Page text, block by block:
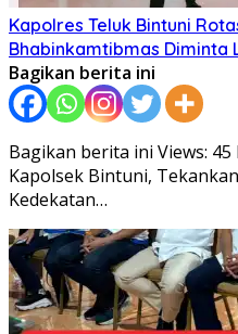
Kapolres Teluk Bintuni
Bhabinkamtibmas Diminta
Bagikan berita ini
Bagikan berita ini Views:
Kapolsek Bintuni,
Kedekatan…